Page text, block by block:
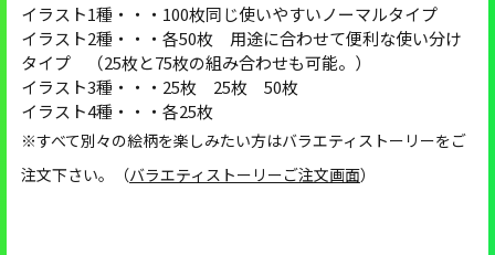
イラスト1種・・・100枚同じ使いやすいノーマルタイプ
イラスト2種・・・各50枚 用途に合わせて便利な使い分け
タイプ （25枚と75枚の組み合わせも可能。）
イラスト3種・・・25枚 25枚 50枚
イラスト4種・・・各25枚
※すべて別々の絵柄を楽しみたい方はバラエティストーリーをご
注文下さい。（バラエティストーリーご注文画面）